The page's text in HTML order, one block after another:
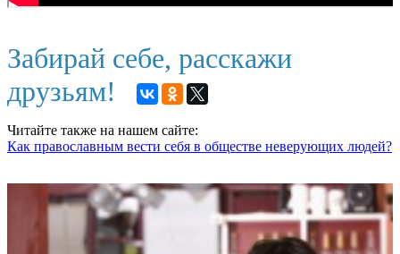
Забирай себе, расскажи
друзьям!
Читайте также на нашем сайте:
Как православным вести себя в обществе неверующих людей?